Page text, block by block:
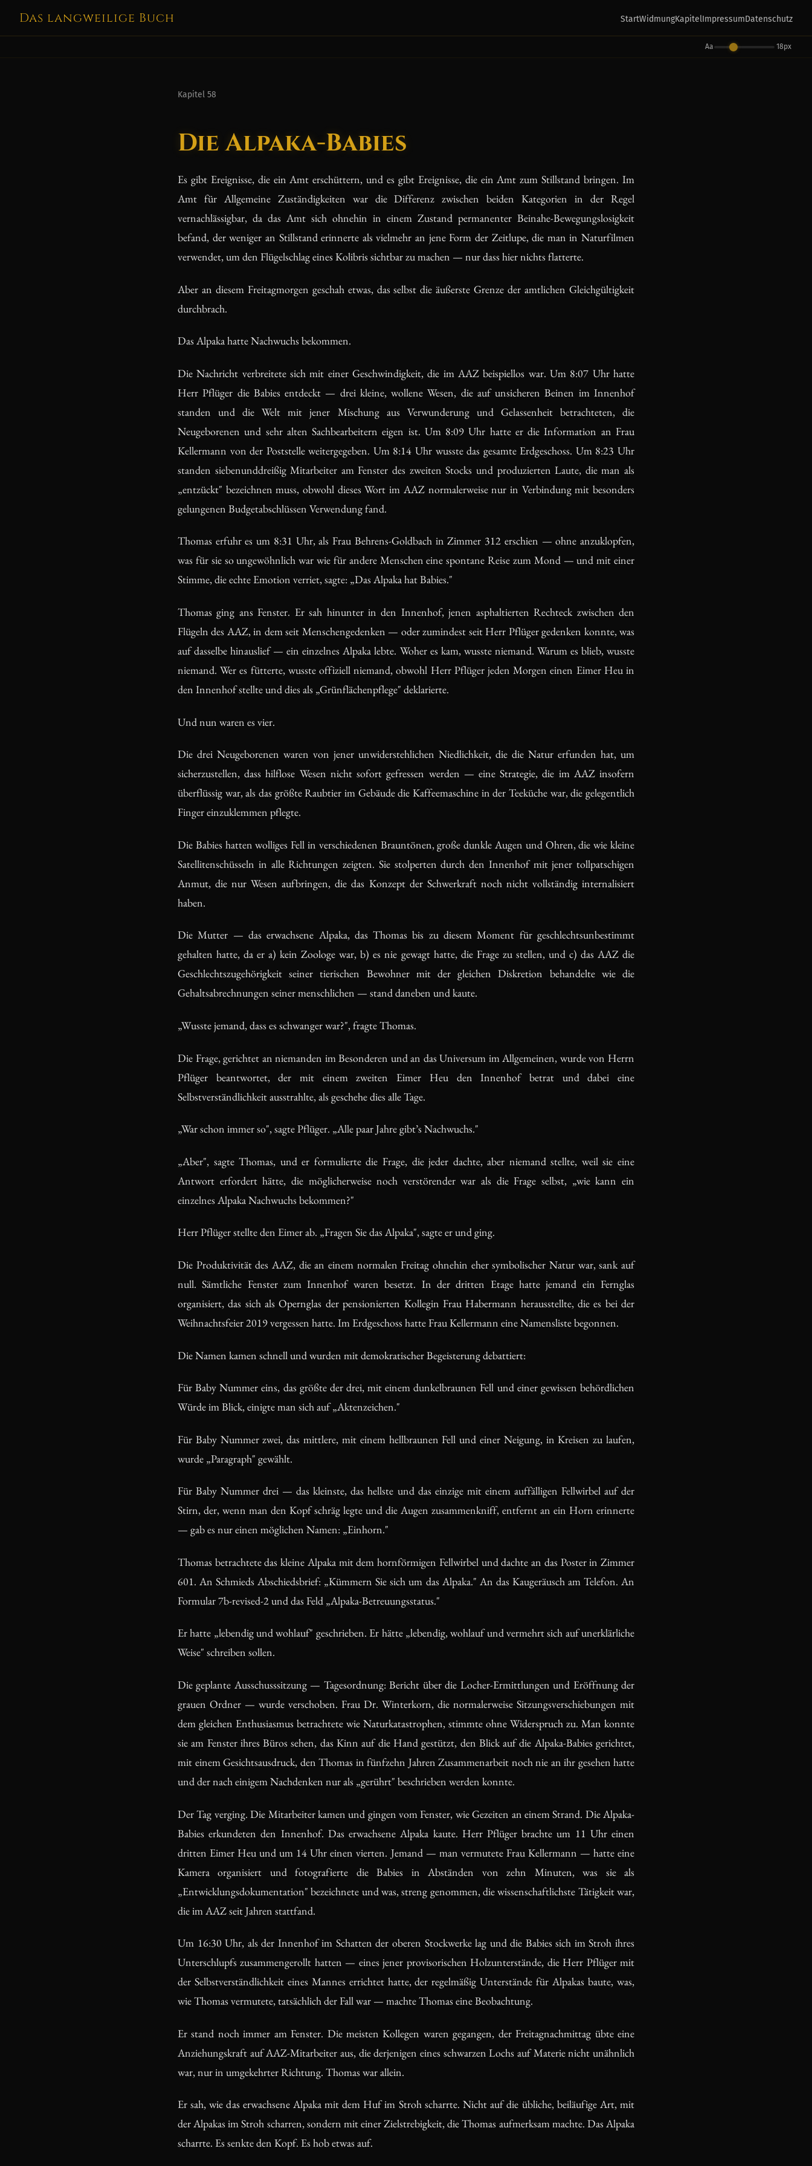
Das langweilige Buch StartWidmungKapitelImpressumDatenschutz
Aa 18px
Kapitel 58
Die Alpaka-Babies
Es gibt Ereignisse, die ein Amt erschüttern, und es gibt Ereignisse, die ein Amt zum Stillstand bringen. Im
Amt für Allgemeine Zuständigkeiten war die Differenz zwischen beiden Kategorien in der Regel
vernachlässigbar, da das Amt sich ohnehin in einem Zustand permanenter Beinahe-Bewegungslosigkeit
befand, der weniger an Stillstand erinnerte als vielmehr an jene Form der Zeitlupe, die man in Naturfilmen
verwendet, um den Flügelschlag eines Kolibris sichtbar zu machen — nur dass hier nichts flatterte.
Aber an diesem Freitagmorgen geschah etwas, das selbst die äußerste Grenze der amtlichen Gleichgültigkeit
durchbrach.
Das Alpaka hatte Nachwuchs bekommen.
Die Nachricht verbreitete sich mit einer Geschwindigkeit, die im AAZ beispiellos war. Um 8:07 Uhr hatte
Herr Pflüger die Babies entdeckt — drei kleine, wollene Wesen, die auf unsicheren Beinen im Innenhof
standen und die Welt mit jener Mischung aus Verwunderung und Gelassenheit betrachteten, die
Neugeborenen und sehr alten Sachbearbeitern eigen ist. Um 8:09 Uhr hatte er die Information an Frau
Kellermann von der Poststelle weitergegeben. Um 8:14 Uhr wusste das gesamte Erdgeschoss. Um 8:23 Uhr
standen siebenunddreißig Mitarbeiter am Fenster des zweiten Stocks und produzierten Laute, die man als
„entzückt" bezeichnen muss, obwohl dieses Wort im AAZ normalerweise nur in Verbindung mit besonders
gelungenen Budgetabschlüssen Verwendung fand.
Thomas erfuhr es um 8:31 Uhr, als Frau Behrens-Goldbach in Zimmer 312 erschien — ohne anzuklopfen,
was für sie so ungewöhnlich war wie für andere Menschen eine spontane Reise zum Mond — und mit einer
Stimme, die echte Emotion verriet, sagte: „Das Alpaka hat Babies."
Thomas ging ans Fenster. Er sah hinunter in den Innenhof, jenen asphaltierten Rechteck zwischen den
Flügeln des AAZ, in dem seit Menschengedenken — oder zumindest seit Herr Pflüger gedenken konnte, was
auf dasselbe hinauslief — ein einzelnes Alpaka lebte. Woher es kam, wusste niemand. Warum es blieb, wusste
niemand. Wer es fütterte, wusste offiziell niemand, obwohl Herr Pflüger jeden Morgen einen Eimer Heu in
den Innenhof stellte und dies als „Grünflächenpflege" deklarierte.
Und nun waren es vier.
Die drei Neugeborenen waren von jener unwiderstehlichen Niedlichkeit, die die Natur erfunden hat, um
sicherzustellen, dass hilflose Wesen nicht sofort gefressen werden — eine Strategie, die im AAZ insofern
überflüssig war, als das größte Raubtier im Gebäude die Kaffeemaschine in der Teeküche war, die gelegentlich
Finger einzuklemmen pflegte.
Die Babies hatten wolliges Fell in verschiedenen Brauntönen, große dunkle Augen und Ohren, die wie kleine
Satellitenschüsseln in alle Richtungen zeigten. Sie stolperten durch den Innenhof mit jener tollpatschigen
Anmut, die nur Wesen aufbringen, die das Konzept der Schwerkraft noch nicht vollständig internalisiert
haben.
Die Mutter — das erwachsene Alpaka, das Thomas bis zu diesem Moment für geschlechtsunbestimmt
gehalten hatte, da er a) kein Zoologe war, b) es nie gewagt hatte, die Frage zu stellen, und c) das AAZ die
Geschlechtszugehörigkeit seiner tierischen Bewohner mit der gleichen Diskretion behandelte wie die
Gehaltsabrechnungen seiner menschlichen — stand daneben und kaute.
„Wusste jemand, dass es schwanger war?", fragte Thomas.
Die Frage, gerichtet an niemanden im Besonderen und an das Universum im Allgemeinen, wurde von Herrn
Pflüger beantwortet, der mit einem zweiten Eimer Heu den Innenhof betrat und dabei eine
Selbstverständlichkeit ausstrahlte, als geschehe dies alle Tage.
„War schon immer so", sagte Pflüger. „Alle paar Jahre gibt’s Nachwuchs."
„Aber", sagte Thomas, und er formulierte die Frage, die jeder dachte, aber niemand stellte, weil sie eine
Antwort erfordert hätte, die möglicherweise noch verstörender war als die Frage selbst, „wie kann ein
einzelnes Alpaka Nachwuchs bekommen?"
Herr Pflüger stellte den Eimer ab. „Fragen Sie das Alpaka", sagte er und ging.
Die Produktivität des AAZ, die an einem normalen Freitag ohnehin eher symbolischer Natur war, sank auf
null. Sämtliche Fenster zum Innenhof waren besetzt. In der dritten Etage hatte jemand ein Fernglas
organisiert, das sich als Opernglas der pensionierten Kollegin Frau Habermann herausstellte, die es bei der
Weihnachtsfeier 2019 vergessen hatte. Im Erdgeschoss hatte Frau Kellermann eine Namensliste begonnen.
Die Namen kamen schnell und wurden mit demokratischer Begeisterung debattiert:
Für Baby Nummer eins, das größte der drei, mit einem dunkelbraunen Fell und einer gewissen behördlichen
Würde im Blick, einigte man sich auf „Aktenzeichen."
Für Baby Nummer zwei, das mittlere, mit einem hellbraunen Fell und einer Neigung, in Kreisen zu laufen,
wurde „Paragraph" gewählt.
Für Baby Nummer drei — das kleinste, das hellste und das einzige mit einem auffälligen Fellwirbel auf der
Stirn, der, wenn man den Kopf schräg legte und die Augen zusammenkniff, entfernt an ein Horn erinnerte
— gab es nur einen möglichen Namen: „Einhorn."
Thomas betrachtete das kleine Alpaka mit dem hornförmigen Fellwirbel und dachte an das Poster in Zimmer
601. An Schmieds Abschiedsbrief: „Kümmern Sie sich um das Alpaka." An das Kaugeräusch am Telefon. An
Formular 7b-revised-2 und das Feld „Alpaka-Betreuungsstatus."
Er hatte „lebendig und wohlauf" geschrieben. Er hätte „lebendig, wohlauf und vermehrt sich auf unerklärliche
Weise" schreiben sollen.
Die geplante Ausschusssitzung — Tagesordnung: Bericht über die Locher-Ermittlungen und Eröffnung der
grauen Ordner — wurde verschoben. Frau Dr. Winterkorn, die normalerweise Sitzungsverschiebungen mit
dem gleichen Enthusiasmus betrachtete wie Naturkatastrophen, stimmte ohne Widerspruch zu. Man konnte
sie am Fenster ihres Büros sehen, das Kinn auf die Hand gestützt, den Blick auf die Alpaka-Babies gerichtet,
mit einem Gesichtsausdruck, den Thomas in fünfzehn Jahren Zusammenarbeit noch nie an ihr gesehen hatte
und der nach einigem Nachdenken nur als „gerührt" beschrieben werden konnte.
Der Tag verging. Die Mitarbeiter kamen und gingen vom Fenster, wie Gezeiten an einem Strand. Die Alpaka-
Babies erkundeten den Innenhof. Das erwachsene Alpaka kaute. Herr Pflüger brachte um 11 Uhr einen
dritten Eimer Heu und um 14 Uhr einen vierten. Jemand — man vermutete Frau Kellermann — hatte eine
Kamera organisiert und fotografierte die Babies in Abständen von zehn Minuten, was sie als
„Entwicklungsdokumentation" bezeichnete und was, streng genommen, die wissenschaftlichste Tätigkeit war,
die im AAZ seit Jahren stattfand.
Um 16:30 Uhr, als der Innenhof im Schatten der oberen Stockwerke lag und die Babies sich im Stroh ihres
Unterschlupfs zusammengerollt hatten — eines jener provisorischen Holzunterstände, die Herr Pflüger mit
der Selbstverständlichkeit eines Mannes errichtet hatte, der regelmäßig Unterstände für Alpakas baute, was,
wie Thomas vermutete, tatsächlich der Fall war — machte Thomas eine Beobachtung.
Er stand noch immer am Fenster. Die meisten Kollegen waren gegangen, der Freitagnachmittag übte eine
Anziehungskraft auf AAZ-Mitarbeiter aus, die derjenigen eines schwarzen Lochs auf Materie nicht unähnlich
war, nur in umgekehrter Richtung. Thomas war allein.
Er sah, wie das erwachsene Alpaka mit dem Huf im Stroh scharrte. Nicht auf die übliche, beiläufige Art, mit
der Alpakas im Stroh scharren, sondern mit einer Zielstrebigkeit, die Thomas aufmerksam machte. Das Alpaka
scharrte. Es senkte den Kopf. Es hob etwas auf.